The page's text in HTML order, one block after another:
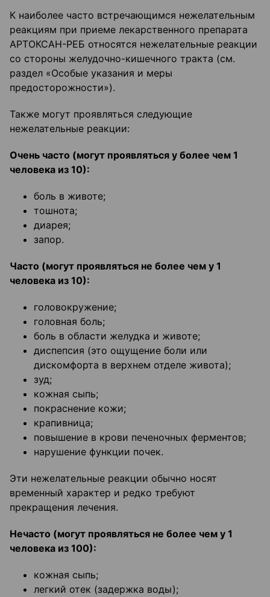
К наиболее часто встречающимся нежелательным
реакциям при приеме лекарственного препарата
АРТОКСАН-РЕБ относятся нежелательные реакции
со стороны желудочно-кишечного тракта (см.
раздел «Особые указания и меры
предосторожности»).
Также могут проявляться следующие
нежелательные реакции:
Очень часто (могут проявляться у более чем 1
человека из 10):
боль в животе;
тошнота;
диарея;
запор.
Часто (могут проявляться не более чем у 1
человека из 10):
головокружение;
головная боль;
боль в области желудка и животе;
диспепсия (это ощущение боли или
дискомфорта в верхнем отделе живота);
зуд;
кожная сыпь;
покраснение кожи;
крапивница;
повышение в крови печеночных ферментов;
нарушение функции почек.
Эти нежелательные реакции обычно носят
временный характер и редко требуют
прекращения лечения.
Нечасто (могут проявляться не более чем у 1
человека из 100):
кожная сыпь;
легкий отек (задержка воды);